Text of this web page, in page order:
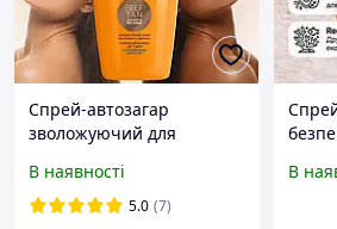
Спрей-автозагар
зволожуючий для
В наявності
5.0 (7)
В